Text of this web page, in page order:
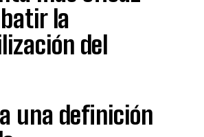
la
del
una definición